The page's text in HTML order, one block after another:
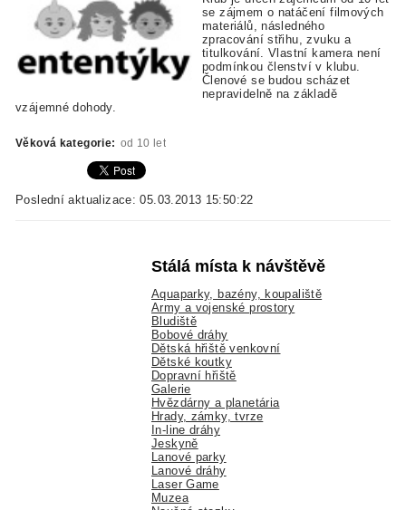
se zájmem o natáčení filmových
materiálů, následného
zpracování střihu, zvuku a
titulkování. Vlastní kamera není
podmínkou členství v klubu.
Členové se budou scházet
nepravidelně na základě
vzájemné dohody.
Věková kategorie: od 10 let
Poslední aktualizace: 05.03.2013 15:50:22
Stálá místa k návštěvě
Aquaparky, bazény, koupaliště
Army a vojenské prostory
Bludiště
Bobové dráhy
Dětská hřiště venkovní
Dětské koutky
Dopravní hřiště
Galerie
Hvězdárny a planetária
Hrady, zámky, tvrze
In-line dráhy
Jeskyně
Lanové parky
Lanové dráhy
Laser Game
Muzea